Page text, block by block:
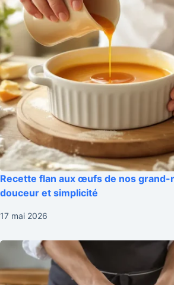
Recette flan aux œufs de nos grand-
douceur et simplicité
17 mai 2026